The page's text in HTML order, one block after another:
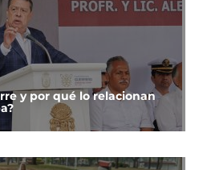
y por qué lo relacionan